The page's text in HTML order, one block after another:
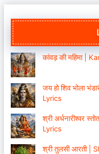
कांवड़ की महिमा |
जय हो शिव भोला
Lyrics
श्री अर्धनारीश्वर
Lyrics
श्री तुलसी आरती |